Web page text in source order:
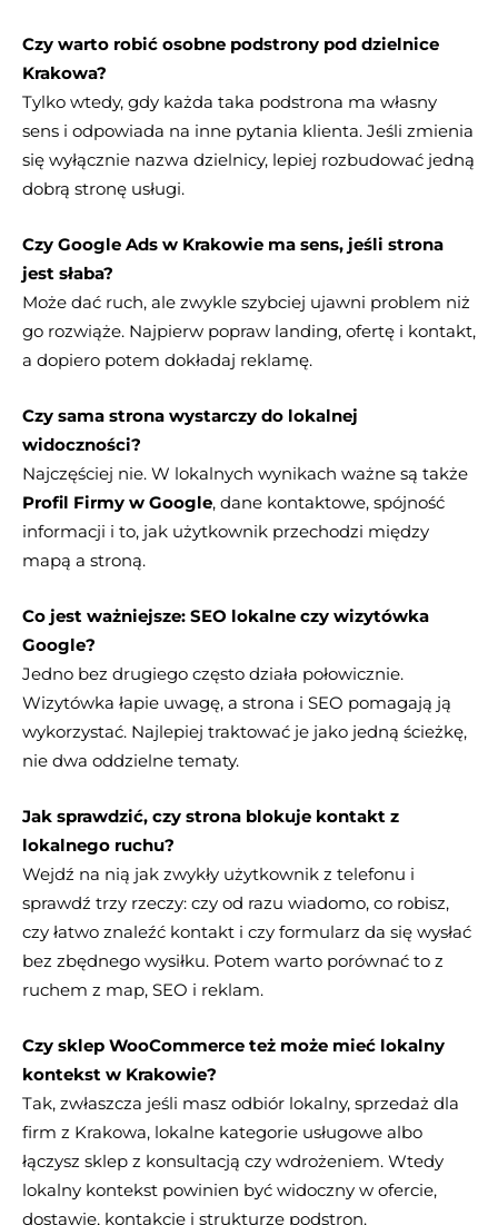
Czy warto robić osobne podstrony pod dzielnice
Krakowa?
Tylko wtedy, gdy każda taka podstrona ma własny
sens i odpowiada na inne pytania klienta. Jeśli zmienia
się wyłącznie nazwa dzielnicy, lepiej rozbudować jedną
dobrą stronę usługi.
Czy Google Ads w Krakowie ma sens, jeśli strona
jest słaba?
Może dać ruch, ale zwykle szybciej ujawni problem niż
go rozwiąże. Najpierw popraw landing, ofertę i kontakt,
a dopiero potem dokładaj reklamę.
Czy sama strona wystarczy do lokalnej
widoczności?
Najczęściej nie. W lokalnych wynikach ważne są także
Profil Firmy w Google, dane kontaktowe, spójność
informacji i to, jak użytkownik przechodzi między
mapą a stroną.
Co jest ważniejsze: SEO lokalne czy wizytówka
Google?
Jedno bez drugiego często działa połowicznie.
Wizytówka łapie uwagę, a strona i SEO pomagają ją
wykorzystać. Najlepiej traktować je jako jedną ścieżkę,
nie dwa oddzielne tematy.
Jak sprawdzić, czy strona blokuje kontakt z
lokalnego ruchu?
Wejdź na nią jak zwykły użytkownik z telefonu i
sprawdź trzy rzeczy: czy od razu wiadomo, co robisz,
czy łatwo znaleźć kontakt i czy formularz da się wysłać
bez zbędnego wysiłku. Potem warto porównać to z
ruchem z map, SEO i reklam.
Czy sklep WooCommerce też może mieć lokalny
kontekst w Krakowie?
Tak, zwłaszcza jeśli masz odbiór lokalny, sprzedaż dla
firm z Krakowa, lokalne kategorie usługowe albo
łączysz sklep z konsultacją czy wdrożeniem. Wtedy
lokalny kontekst powinien być widoczny w ofercie,
dostawie, kontakcie i strukturze podstron.